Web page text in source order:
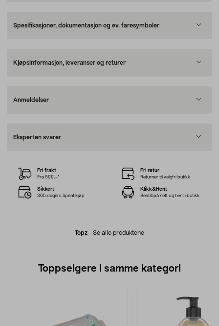
Spesifikasjoner, dokumentasjon og ev. faresymboler
Kjøpsinformasjon, leveranser og returer
Anmeldelser
Eksperten svarer
Topz - Se alle produktene
Fri frakt
Fra 599,–*
Fri retur
Returner til valgfri butikk
Sikkert
365 dagers åpent kjøp
Klikk&Hent
Bestill på nett og hent i butikk
Toppselgere i samme kategori